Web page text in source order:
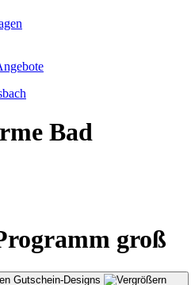
Bad
groß